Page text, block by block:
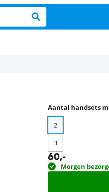
Aantal handsets
2
3
60,-
Morgen